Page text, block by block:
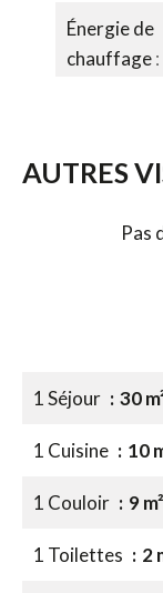
Énergie de
chauffage
AUTRES
Pas
1 Séjour 30
1 Cuisine 10
1 Couloir 9 m²
1 Toilettes 2